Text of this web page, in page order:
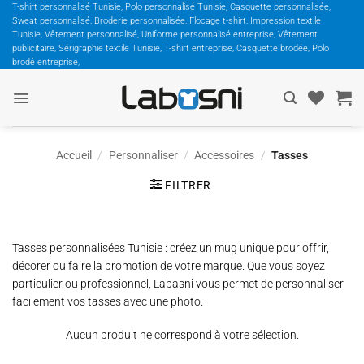
Passer
contenu
T-shirt personnalisé Tunisie, Polo personnalisé Tunisie, Casquette personnalisée,
Sweat personnalisé, Broderie personnalisée, Flocage t-shirt, Impression textile
Tunisie, Vêtement personnalisé, Uniforme personnalisé entreprise, Vêtement
publicitaire, Sérigraphie textile Tunisie, T-shirt entreprise, Casquette brodée, Polo
brodé entreprise,
Accueil / Personnaliser / Accessoires / Tasses
FILTRER
Tasses personnalisées Tunisie : créez un mug unique pour offrir,
décorer ou faire la promotion de votre marque. Que vous soyez
particulier ou professionnel, Labasni vous permet de personnaliser
facilement vos tasses avec une photo.
Aucun produit ne correspond à votre sélection.